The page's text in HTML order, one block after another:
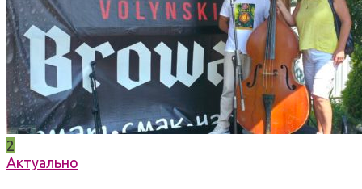
2
Актуально